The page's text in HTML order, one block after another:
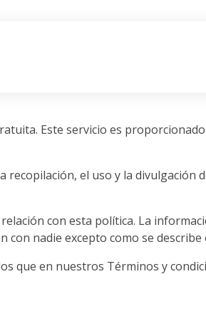
Este servicio es
el uso y la
con esta política. La
nadie excepto como se describe
en nuestros Términos y